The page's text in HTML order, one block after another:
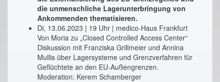
die unmenschliche Lagerunterbringung von
Ankommenden thematisieren.
Di, 13.06.2023 | 19 Uhr | medico-Haus Frankfurt
Von Moria zu „Closed Controlled Access Center“
Diskussion mit Franziska Grillmeier und Annina
Mullis über Lagersysteme und Grenzverfahren für
Geflüchtete an den EU-Außengrenzen.
Moderation: Kerem Schamberger